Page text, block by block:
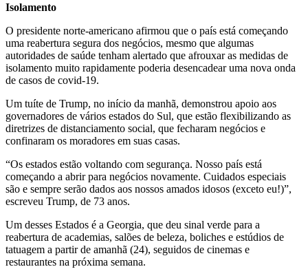
Isolamento
O presidente norte-americano afirmou que o país está começando
uma reabertura segura dos negócios, mesmo que algumas
autoridades de saúde tenham alertado que afrouxar as medidas de
isolamento muito rapidamente poderia desencadear uma nova onda
de casos de covid-19.
Um tuíte de Trump, no início da manhã, demonstrou apoio aos
governadores de vários estados do Sul, que estão flexibilizando as
diretrizes de distanciamento social, que fecharam negócios e
confinaram os moradores em suas casas.
“Os estados estão voltando com segurança. Nosso país está
começando a abrir para negócios novamente. Cuidados especiais
são e sempre serão dados aos nossos amados idosos (exceto eu!)”,
escreveu Trump, de 73 anos.
Um desses Estados é a Georgia, que deu sinal verde para a
reabertura de academias, salões de beleza, boliches e estúdios de
tatuagem a partir de amanhã (24), seguidos de cinemas e
restaurantes na próxima semana.